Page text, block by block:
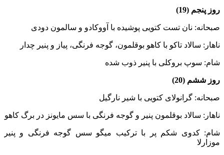
روز پنجم (19)
صبحانه: نان تست کتویی پوشیده با آووکادو و سالمون دودی
ناهار: سالاد تاکو با کاهو بوقلمون، گوجه فرنگی، پیاز و پنیر چدار
شام: سوپ بروکلی با پنیر ذوب شده
روز ششم (20)
صبحانه: گرانولای کتویی با شیر نارگیل
ناهار: سالاد بوقلمون پنیر و گوجه فرنگی با سس مایونز در برگ کاهو
شام: کدوی شکم پر با ترکیب میگو سس گوجه فرنگی و پنیر
موزارلا